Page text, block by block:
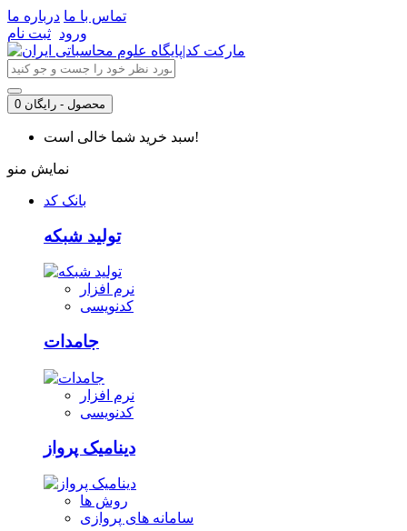
تماس با ما درباره ما
ورود ثبت نام
0 محصول - رایگان
سبد خرید شما خالی است!
نمایش منو
بانک کد
تولید شبکه
نرم افزار
کدنویسی
جامدات
نرم افزار
کدنویسی
دینامیک پرواز
روش ها
سامانه های پروازی